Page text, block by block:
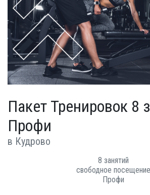
Пакет Тренировок 8
Профи
в Кудрово
8 занятий
свободное посещение
Профи